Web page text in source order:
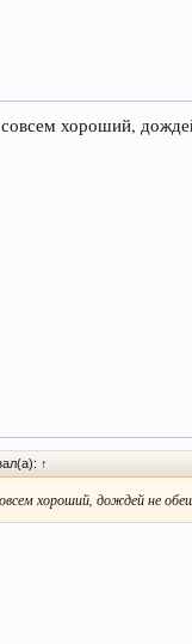
хороший,
↑
хороший, дождей не